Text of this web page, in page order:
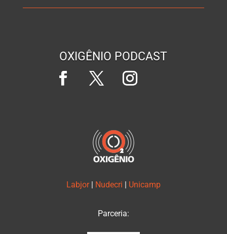
OXIGÊNIO PODCAST
Labjor Nudecri Unicamp
Parceria: